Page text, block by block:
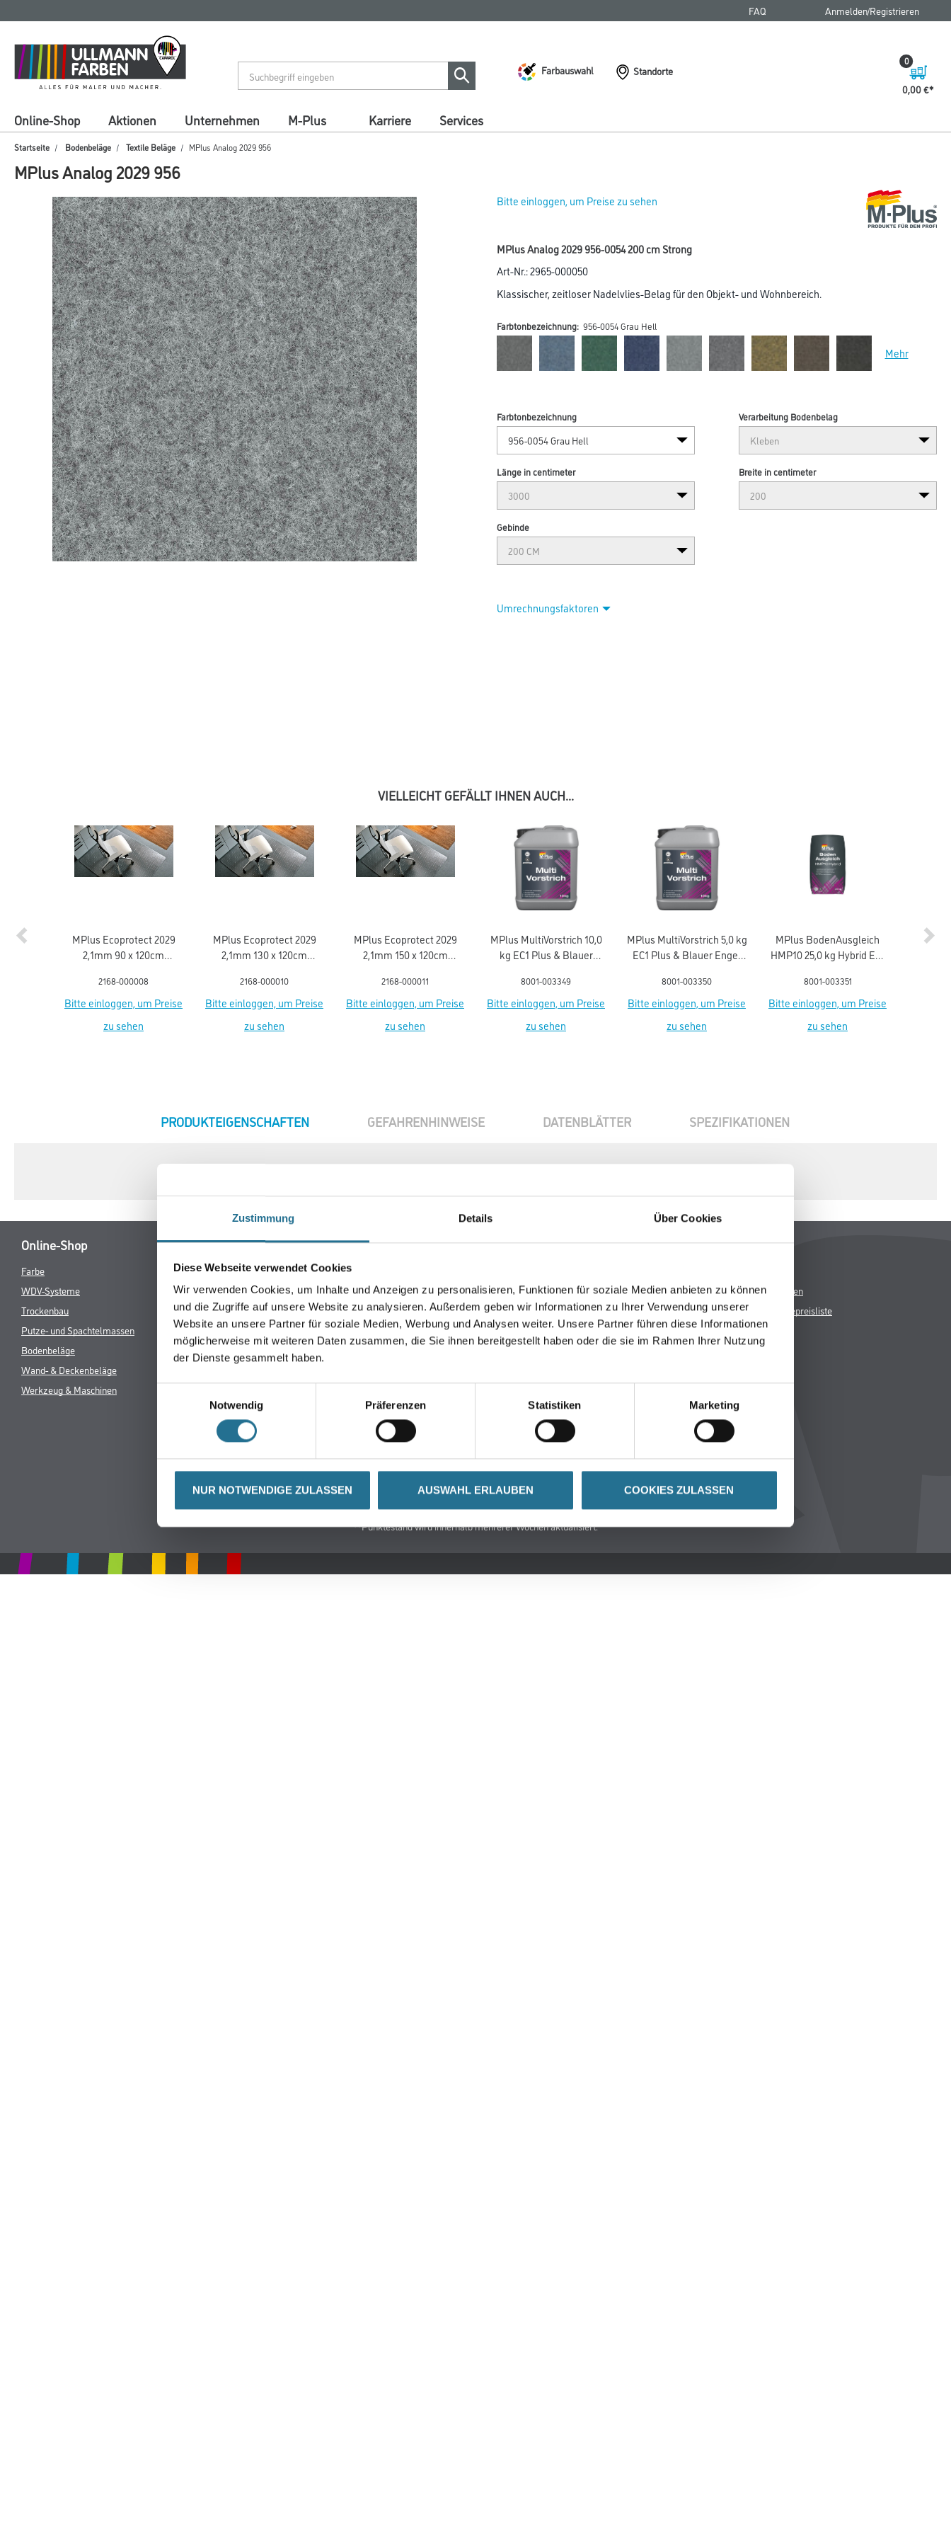
Zustimmung Details Über Cookies
Diese Webseite verwendet Cookies
Wir verwenden Cookies, um Inhalte und Anzeigen zu personalisieren, Funktionen für soziale Medien anbieten zu können
und die Zugriffe auf unsere Website zu analysieren. Außerdem geben wir Informationen zu Ihrer Verwendung unserer
Website an unsere Partner für soziale Medien, Werbung und Analysen weiter. Unsere Partner führen diese Informationen
möglicherweise mit weiteren Daten zusammen, die Sie ihnen bereitgestellt haben oder die sie im Rahmen Ihrer Nutzung
der Dienste gesammelt haben.
Notwendig
Präferenzen Statistiken Marketing
NUR NOTWENDIGE ZULASSEN AUSWAHL ERLAUBEN COOKIES ZULASSEN
springen
springen
FAQ Anmelden/Registrieren
Farbauswahl
Standorte
0,00 €
0
Online-Shop Aktionen Unternehmen M-Plus Karriere Services
Startseite Bodenbeläge Textile Beläge MPlus Analog 2029 956
MPlus Analog 2029 956
Bitte einloggen, um Preise zu sehen
MPlus Analog 2029 956-0054 200 cm Strong
Art-Nr.:2965-000050
Klassischer, zeitloser Nadelvlies-Belag für den Objekt- und Wohnbereich.
Farbtonbezeichnung: 956-0054 Grau Hell
Mehr
Farbtonbezeichnung Verarbeitung Bodenbelag
Länge in centimeter Breite in centimeter
Gebinde
Umrechnungsfaktoren
VIELLEICHT GEFÄLLT IHNEN AUCH...
MPlus Ecoprotect 2029
2,1mm 90 x 120cm
mit Noppen 17-0900
2168-000008
Bitte einloggen, um Preise
zu sehen
MPlus Ecoprotect 2029
2,1mm 130 x 120cm
mit Noppen 17-1300
2168-000010
Bitte einloggen, um Preise
zu sehen
MPlus Ecoprotect 2029
2,1mm 150 x 120cm
mit Noppen 17-1500
2168-000011
Bitte einloggen, um Preise
zu sehen
MPlus MultiVorstrich 10,0
kg EC1 Plus & Blauer
8001-003349
Bitte einloggen, um Preise
zu sehen
MPlus MultiVorstrich 5,0 kg
EC1 Plus & Blauer Engel
8001-003350
Bitte einloggen, um Preise
zu sehen
MPlus BodenAusgleich
HMP10 25,0 kg Hybrid EC1
8001-003351
Bitte einloggen, um Preise
zu sehen
CURRENT
PRODUKTEIGENSCHAFTEN GEFAHRENHINWEISE DATENBLÄTTER SPEZIFIKATIONEN
Online-Shop
Farbe
WDV-Systeme
Trockenbau
Putze- und Spachtelmassen
Bodenbeläge
Wand- & Deckenbeläge
Werkzeug & Maschinen
Verbrauchsmaterialien
Über uns
MPlus
HAMSTA
Karriere
Services
Rechtliches
Nutzungsbedingungen
Logistik- und Servicepreisliste
Impressum
Datenschutz
Follow Us
© Copyright CMS Dienstleistungs-Gesellschaft
* NUR FÜR GEWERBLICHE KUNDEN. ALLE ANGEGEBENEN PREISE SIND ZZGL. GESETZLICHER MWST.
**Punktestand wird innerhalb mehrerer Wochen aktualisiert.